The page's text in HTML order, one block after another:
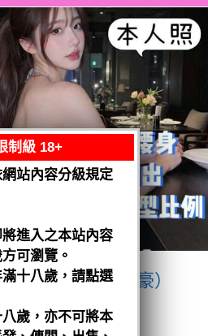
越南$3200（豪）
讀全文
制級 18+
站內容分級規定
進入之本站內容
可瀏覽。
十八歲，請點選
歲，亦不可將本